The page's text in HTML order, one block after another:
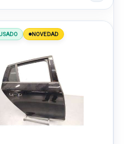
NOVEDAD